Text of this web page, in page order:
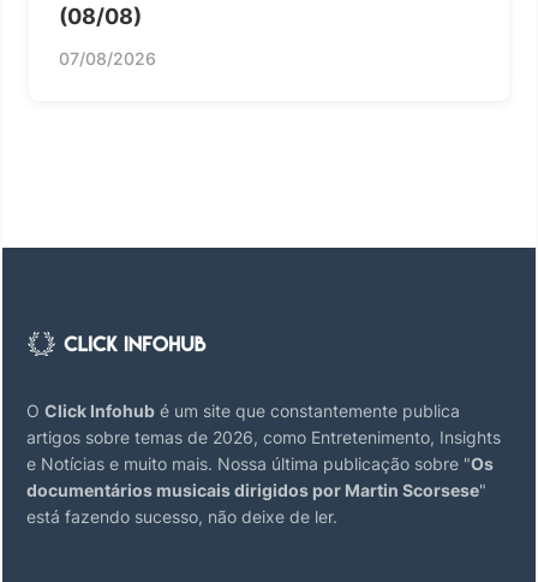
(08/08)
07/08/2026
O Click Infohub é um site que constantemente publica
artigos sobre temas de 2026, como Entretenimento, Insights
e Notícias e muito mais. Nossa última publicação sobre "Os
documentários musicais dirigidos por Martin Scorsese"
está fazendo sucesso, não deixe de ler.